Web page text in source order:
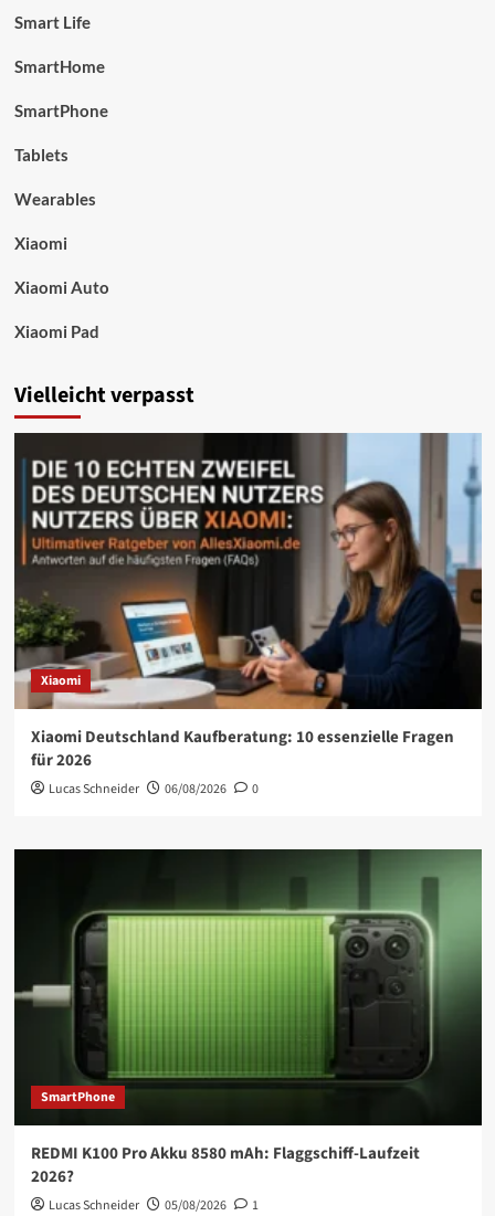
Smart Life
SmartHome
SmartPhone
Tablets
Wearables
Xiaomi
Xiaomi Auto
Xiaomi Pad
Vielleicht verpasst
Xiaomi
Xiaomi Deutschland Kaufberatung: 10 essenzielle Fragen
für 2026
Lucas Schneider 06/08/2026 0
SmartPhone
REDMI K100 Pro Akku 8580 mAh: Flaggschiff-Laufzeit
2026?
Lucas Schneider 05/08/2026 1